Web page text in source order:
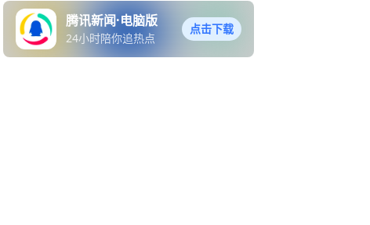
腾讯新闻·电脑版
24小时陪你追热点
点击下载